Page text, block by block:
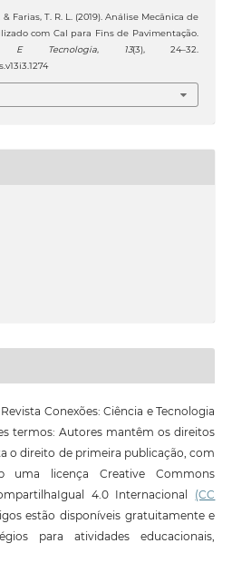
Farias, T. R. L. (2019). Análise Mecânica de
com Cal para Fins de Pavimentação.
E Tecnologia, 13(3), 24–32.
Conexões: Ciência e Tecnologia
termos: Autores mantêm os direitos
o direito de primeira publicação, com
uma licença Creative Commons
4.0 Internacional (CC
estão disponíveis gratuitamente e
para atividades educacionais,